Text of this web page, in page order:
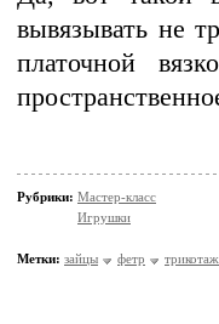
вывязывать не
платочной
Рубрики: Мастер-класс
Игрушки
Метки: зайцы фетр трикотаж